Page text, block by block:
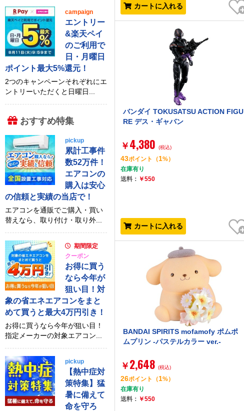
カートに入れる
バンダイ TOKUSATSU ACTION FIGU
RE デス・ギャバン
￥ 4,380 (税込)
43ポイント （1%）
在庫有り
送料： ￥550
カートに入れる
お気に入り
BANDAI SPIRITS mofamofy ポムポ
ムプリン -パステルカラー ver.-
￥ 2,648 (税込)
26ポイント （1%）
在庫有り
送料： ￥550
campaign
エントリー
&楽天ペイ
のご利用で
日・月曜日
ポイント最大5%還元！
2つのキャンペーンそれぞれにエ
ントリーいただくと日曜日...
おすすめ特集
pickup
累計工事件
数52万件！
エアコンの
購入は安心
の信頼と実績の当店で！
エアコンを通販でご購入・買い
替えなら、取り付け・取り外...
期間限定
クーポン
お得に買う
なら今年が
狙い目！対
象の省エネエアコンをまと
めて買うと最大4万円引き！
お得に買うなら今年が狙い目！
指定メーカーの対象エアコン...
pickup
【熱中症対
策特集】猛
暑に備えて
命を守ろ